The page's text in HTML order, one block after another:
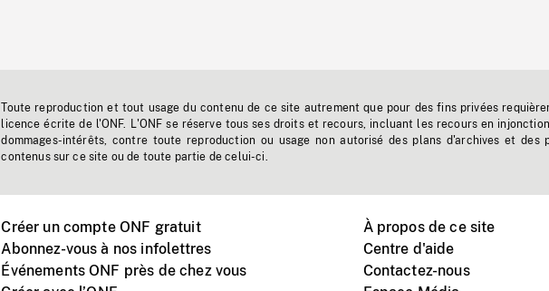
Toute reproduction et tout usage du contenu de ce site autrement que pour des fins privées
licence écrite de l'ONF. L'ONF se réserve tous ses droits et recours, incluant les recours en
dommages-intérêts, contre toute reproduction ou usage non autorisé des plans d'archives et des
contenus sur ce site ou de toute partie de celui-ci.
Créer un compte ONF gratuit
Abonnez-vous à nos infolettres
Événements ONF près de chez vous
À propos de ce site
Centre d'aide
Contactez-nous